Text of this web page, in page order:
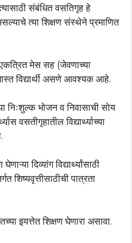
संबंधित वसतिगृह हे
त्या शिक्षण संस्थेने प्रमाणित
मेस सह (जेवणाच्या
जास्त विद्यार्थी असणे आवश्यक आहे.
निःशुल्क भोजन व निवासाची सोय
वसतीगृहातील विद्यार्थ्याच्या
दिव्यांग विद्यार्थ्यांसाठी
शिष्यवृत्तीसाठीची पात्रता
इयत्तेत शिक्षण घेणारा असावा.